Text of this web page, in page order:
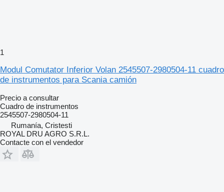
1
Modul Comutator Inferior Volan 2545507-2980504-11 cuadro
de instrumentos para Scania camión
Precio a consultar
Cuadro de instrumentos
2545507-2980504-11
Rumanía, Cristesti
ROYAL DRU AGRO S.R.L.
Contacte con el vendedor